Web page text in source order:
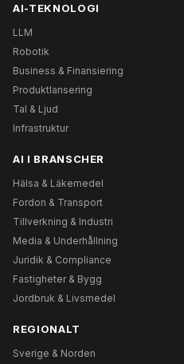
AI-TEKNOLOGI
LLM
Robotik
Business & Finansiering
Produktlansering
Tal & Ljud
Infrastruktur
AI I BRANSCHER
Hälsa & Läkemedel
Fordon & Transport
Tillverkning & Industri
Media & Underhållning
Juridik & Compliance
Fastigheter & Bygg
Jordbruk & Livsmedel
REGIONALT
Sverige & Norden